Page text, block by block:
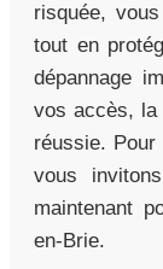
risquée,
tout en
dépannage
vos accès, la
réussie.
vous
maintenant
en-Brie.